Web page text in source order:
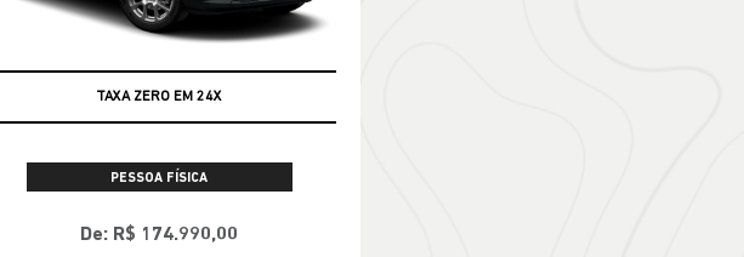
TAXA ZERO EM 24X
PESSOA FÍSICA
De: R$ 174.990,00